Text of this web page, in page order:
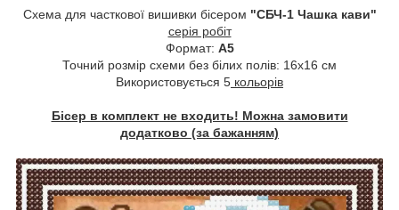
Схема для часткової вишивки бісером "СБЧ-1 Чашка кави"
серія робіт
Формат: А5
Точний розмір схеми без білих полів: 16х16 см
Використовується 5 кольорів
Бісер в комплект не входить! Можна замовити
додатково (за бажанням)